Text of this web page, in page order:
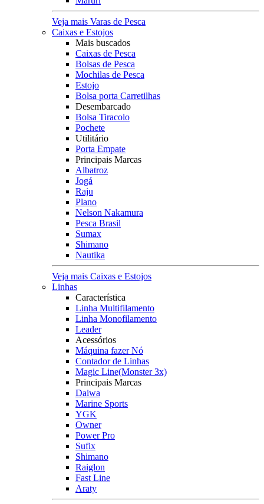
Veja mais Varas de Pesca
Caixas e Estojos
Mais buscados
Caixas de Pesca
Bolsas de Pesca
Mochilas de Pesca
Estojo
Bolsa porta Carretilhas
Desembarcado
Bolsa Tiracolo
Pochete
Utilitário
Porta Empate
Principais Marcas
Albatroz
Jogá
Raju
Plano
Nelson Nakamura
Pesca Brasil
Sumax
Shimano
Nautika
Veja mais Caixas e Estojos
Linhas
Característica
Linha Multifilamento
Linha Monofilamento
Leader
Acessórios
Máquina fazer Nó
Contador de Linhas
Magic Line(Monster 3x)
Principais Marcas
Daiwa
Marine Sports
YGK
Owner
Power Pro
Sufix
Shimano
Raiglon
Fast Line
Araty